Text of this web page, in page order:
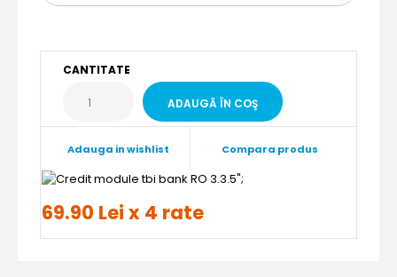
CANTITATE
Adauga in wishlist Compara produs
";
69.90 Lei x 4 rate